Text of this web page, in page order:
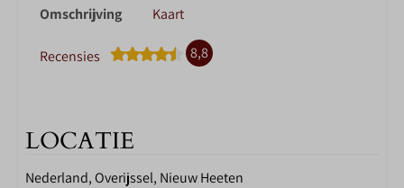
Omschrijving Kaart
Recensies 8,8
LOCATIE
Nederland, Overijssel, Nieuw Heeten